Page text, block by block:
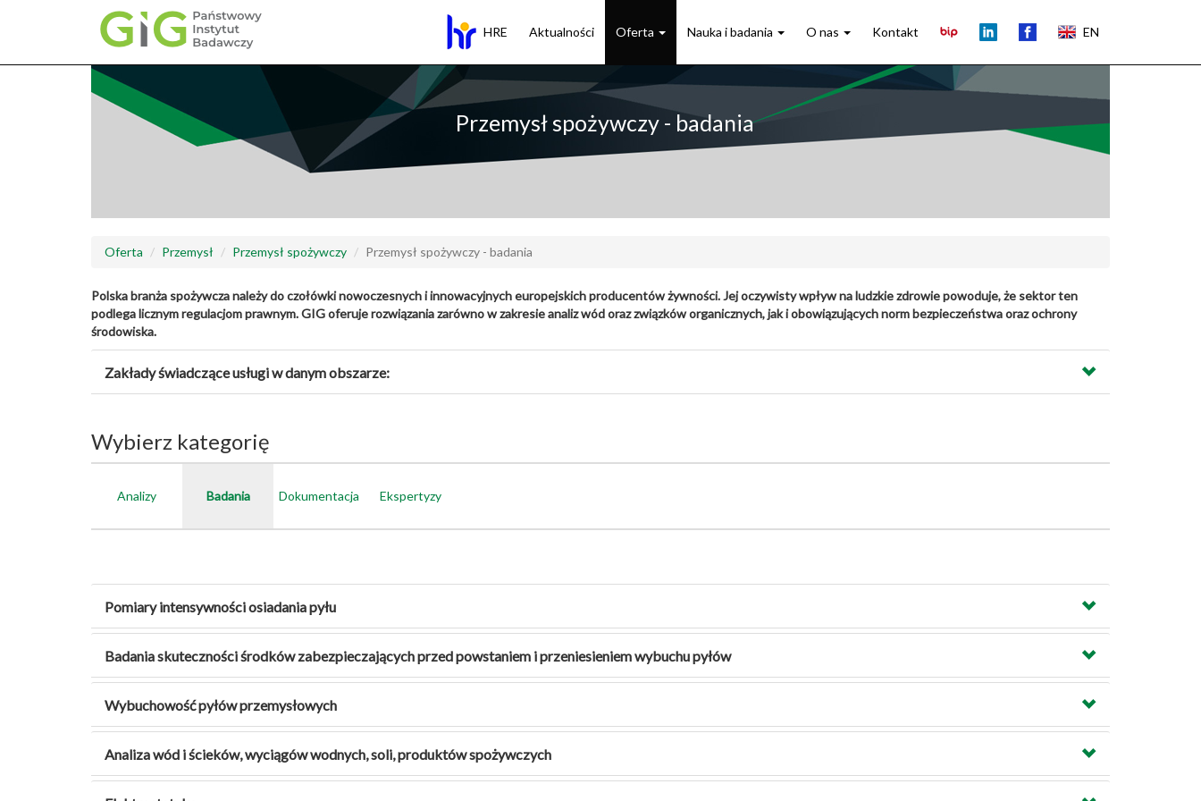
Przejdź
HRE Aktualności Oferta Nauka i badania O nas Kontakt EN
Przemysł spożywczy - badania
Oferta Przemysł Przemysł spożywczy Przemysł spożywczy - badania
Polska branża spożywcza należy do czołówki nowoczesnych i innowacyjnych europejskich producentów żywności. Jej oczywisty wpływ na ludzkie zdrowie powoduje, że sektor ten
podlega licznym regulacjom prawnym. GIG oferuje rozwiązania zarówno w zakresie analiz wód oraz związków organicznych, jak i obowiązujących norm bezpieczeństwa oraz ochrony
środowiska.
Zakłady świadczące usługi w danym obszarze:
Wybierz kategorię
Analizy Badania Dokumentacja Ekspertyzy
Pomiary intensywności osiadania pyłu
Badania skuteczności środków zabezpieczających przed powstaniem i przeniesieniem wybuchu pyłów
Wybuchowość pyłów przemysłowych
Analiza wód i ścieków, wyciągów wodnych, soli, produktów spożywczych